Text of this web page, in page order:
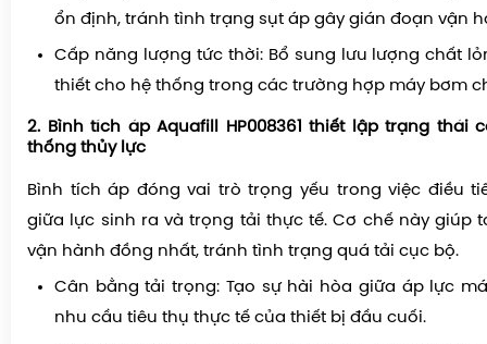
ổn định, tránh tình trạng sụt áp gây gián đoạn vận
Cấp năng lượng tức thời: Bổ sung lưu lượng chất
thiết cho hệ thống trong các trường hợp máy bơm
2. Bình tích áp Aquafill HP008361 thiết lập trạng thái
thống thủy lực
Bình tích áp đóng vai trò trọng yếu trong việc điều
giữa lực sinh ra và trọng tải thực tế. Cơ chế này giúp
vận hành đồng nhất, tránh tình trạng quá tải cục bộ.
Cân bằng tải trọng: Tạo sự hài hòa giữa áp lực
nhu cầu tiêu thụ thực tế của thiết bị đầu cuối.